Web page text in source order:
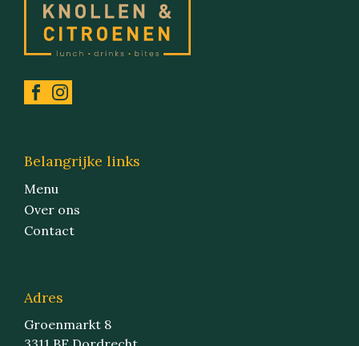
Belangrijke links
Menu
Over ons
Contact
Adres
Groenmarkt 8